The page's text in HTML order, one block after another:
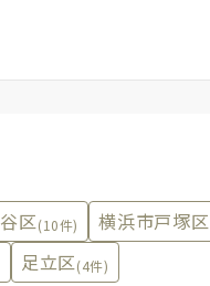
区(10件) 横浜市戸塚区
足立区(4件)